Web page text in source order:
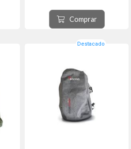
51 x
33 x 19 cms.
Capacidad total de ‎20 Litros
Comprar
Destacado